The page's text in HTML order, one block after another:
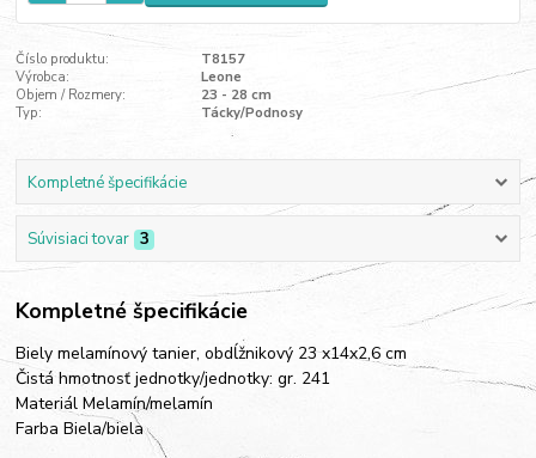
Číslo produktu:
T8157
Výrobca:
Leone
Objem / Rozmery:
23 - 28 cm
Typ:
Tácky/Podnosy
Kompletné špecifikácie
Súvisiaci tovar 3
Kompletné špecifikácie
Biely melamínový tanier, obdĺžnikový 23 x14x2,6 cm
Čistá hmotnosť jednotky/jednotky: gr. 241
Materiál Melamín/melamín
Farba Biela/biela